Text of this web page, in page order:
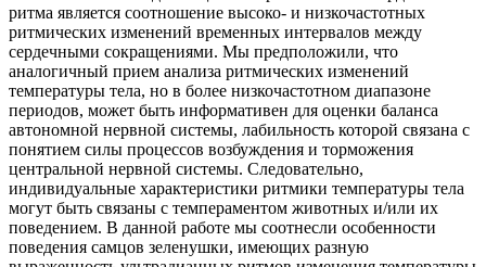
ритма является соотношение высоко- и низкочастотных
ритмических изменений временных интервалов между
сердечными сокращениями. Мы предположили, что
аналогичный прием анализа ритмических изменений
температуры тела, но в более низкочастотном диапазоне
периодов, может быть информативен для оценки баланса
автономной нервной системы, лабильность которой связана с
понятием силы процессов возбуждения и торможения
центральной нервной системы. Следовательно,
индивидуальные характеристики ритмики температуры тела
могут быть связаны с темпераментом животных и/или их
поведением. В данной работе мы соотнесли особенности
поведения самцов зеленушки, имеющих разную